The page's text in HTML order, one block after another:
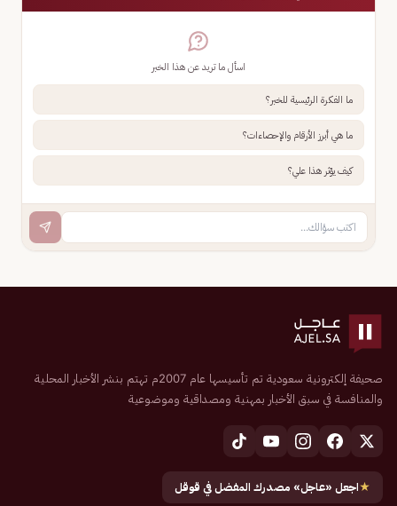
اسأل ما تريد عن هذا الخبر
ما الفكرة الرئيسية للخبر؟
ما هي أبرز الأرقام والإحصاءات؟
كيف يؤثر هذا علي؟
صحيفة إلكترونية سعودية تم تأسيسها عام 2007م تهتم بنشر الأخبار المحلية
والمنافسة في سبق الأخبار بمهنية ومصداقية وموضوعية
★اجعل «عاجل» مصدرك المفضل في قوقل